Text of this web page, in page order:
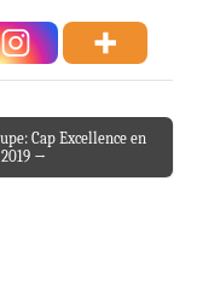
Cap Excellence en
→